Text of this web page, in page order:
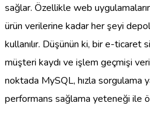
sağlar. Özellikle web
ürün verilerine kadar her şeyi
kullanılır. Düşünün ki, bir e-ticaret
müşteri kaydı ve işlem geçmişi
noktada MySQL, hızla sorgulama
performans sağlama yeteneği ile